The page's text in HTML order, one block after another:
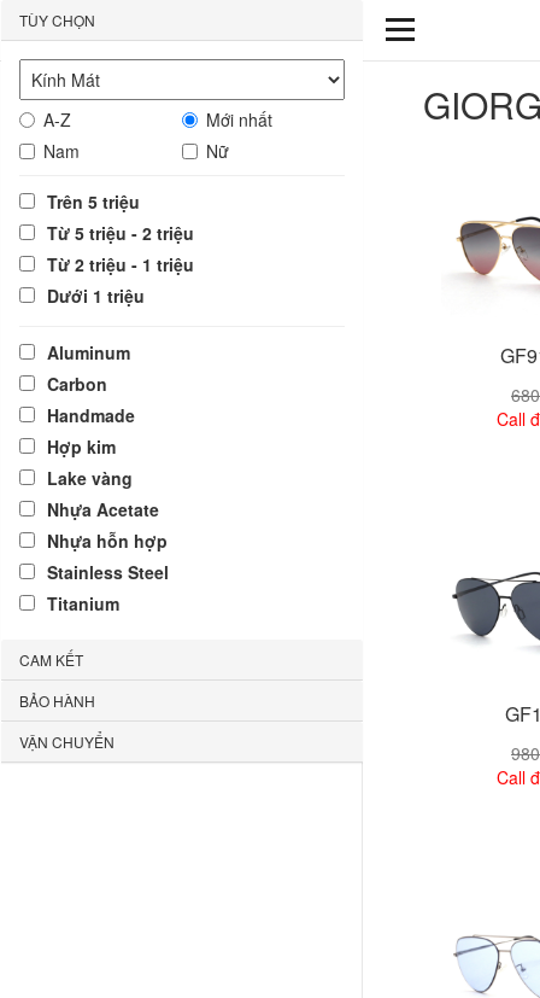
TÙY CHỌN
A-Z
Mới nhất
Nam
Nữ
Trên 5 triệu
Từ 5 triệu - 2 triệu
Từ 2 triệu - 1 triệu
Dưới 1 triệu
Aluminum
Carbon
Handmade
Hợp kim
Lake vàng
Nhựa Acetate
Nhựa hỗn hợp
Stainless Steel
Titanium
CAM KẾT
BẢO HÀNH
VẬN CHUYỂN
Call
Call